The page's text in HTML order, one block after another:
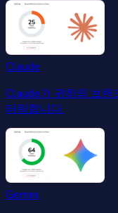
Claude
Claude가 귀하의 브
터링합니다.
Gemini